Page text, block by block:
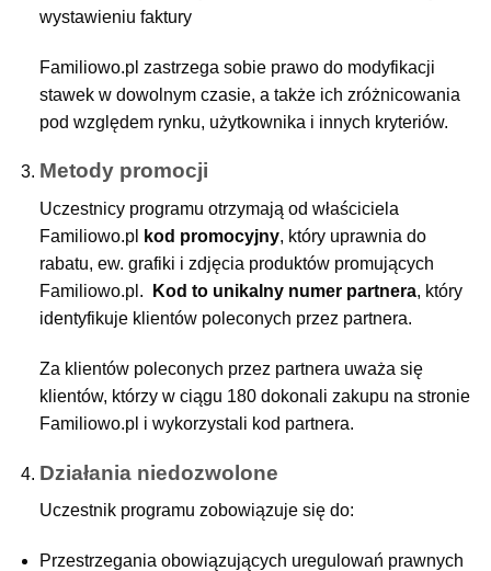
wystawieniu faktury
Familiowo.pl zastrzega sobie prawo do modyfikacji
stawek w dowolnym czasie, a także ich zróżnicowania
pod względem rynku, użytkownika i innych kryteriów.
Metody promocji
Uczestnicy programu otrzymają od właściciela
Familiowo.pl
kod promocyjny, który uprawnia do
rabatu, ew. grafiki i zdjęcia produktów promujących
Familiowo.pl.
Kod to unikalny numer partnera, który
identyfikuje klientów poleconych przez partnera.
Za klientów poleconych przez partnera uważa się
klientów, którzy w ciągu 180 dokonali zakupu na stronie
Familiowo.pl i wykorzystali kod partnera.
Działania niedozwolone
Uczestnik programu zobowiązuje się do:
Przestrzegania obowiązujących uregulowań prawnych